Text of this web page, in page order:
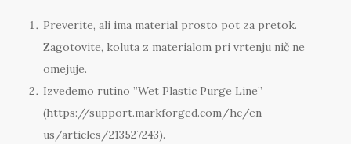
Preverite, ali ima material prosto pot za pretok.
Zagotovite, koluta z materialom pri vrtenju nič ne
omejuje.
Izvedemo rutino ”Wet Plastic Purge Line”
(https://support.markforged.com/hc/en-
us/articles/213527243).